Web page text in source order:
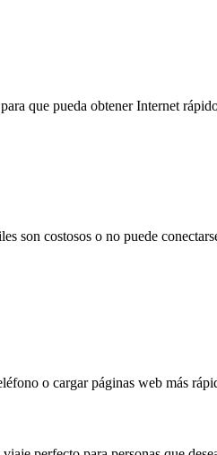
que pueda obtener Internet
son costosos o no puede
o cargar páginas web más